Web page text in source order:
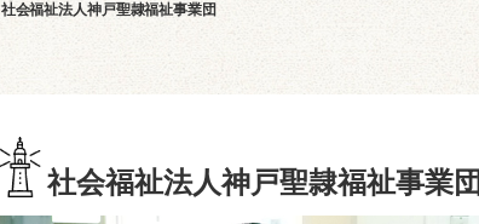
社会福祉法人神戸聖隷福祉事業団
社会福祉法人神戸聖隷福祉事業団